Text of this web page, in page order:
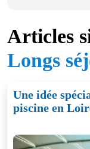
Articles
Longs
Une idée
piscine en